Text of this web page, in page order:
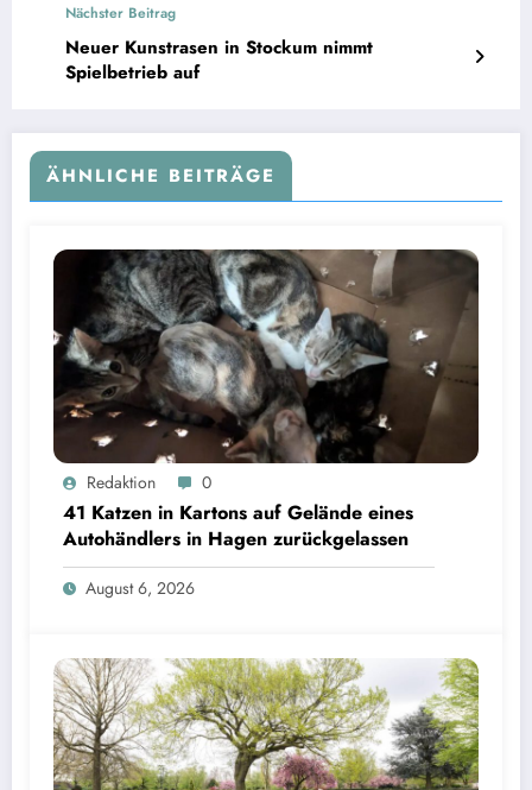
Nächster Beitrag
Neuer Kunstrasen in Stockum nimmt
Spielbetrieb auf
ÄHNLICHE BEITRÄGE
Redaktion 0
41 Katzen in Kartons auf Gelände eines
Autohändlers in Hagen zurückgelassen
August 6, 2026